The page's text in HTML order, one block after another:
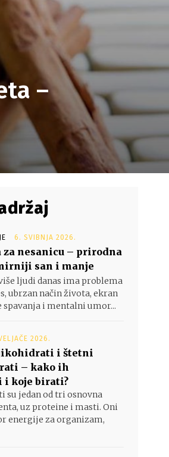
–
6. SVIBNJA 2026.
za nesanicu – prirodna
san i manje
ljudi danas ima problema
ubrzan način života, ekran
i mentalni umor...
2026.
i štetni
– kako ih
i koje birati?
jedan od tri osnovna
uz proteine i masti. Oni
energije za organizam,